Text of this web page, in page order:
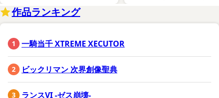
作品ランキング
一騎当千 XTREME XECUTOR
ビックリマン 次界創像聖典
ランスVI -ゼス崩壊-